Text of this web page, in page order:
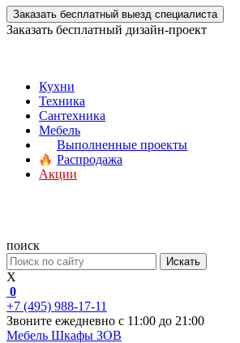
Заказать бесплатный выезд специалиста
Заказать бесплатный дизайн-проект
Кухни
Техника
Сантехника
Мебель
Выполненные проекты
Распродажа
Акции
поиск
Искать
X
0
+7 (495) 988-17-11
Звоните ежедневно с 11:00 до 21:00
Мебель Шкафы ЗОВ